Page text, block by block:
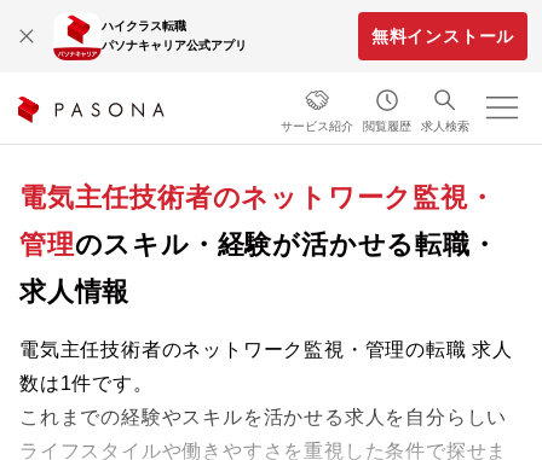
ハイクラス転職
パソナキャリア公式アプリ
無料インストール
サービス紹介 閲覧履歴 求人検索
電気主任技術者のネットワーク監視・
管理のスキル・経験が活かせる転職・
求人情報
電気主任技術者のネットワーク監視・管理の転職 求人
数は1件です。
これまでの経験やスキルを活かせる求人を自分らしい
ライフスタイルや働きやすさを重視した条件で探せま